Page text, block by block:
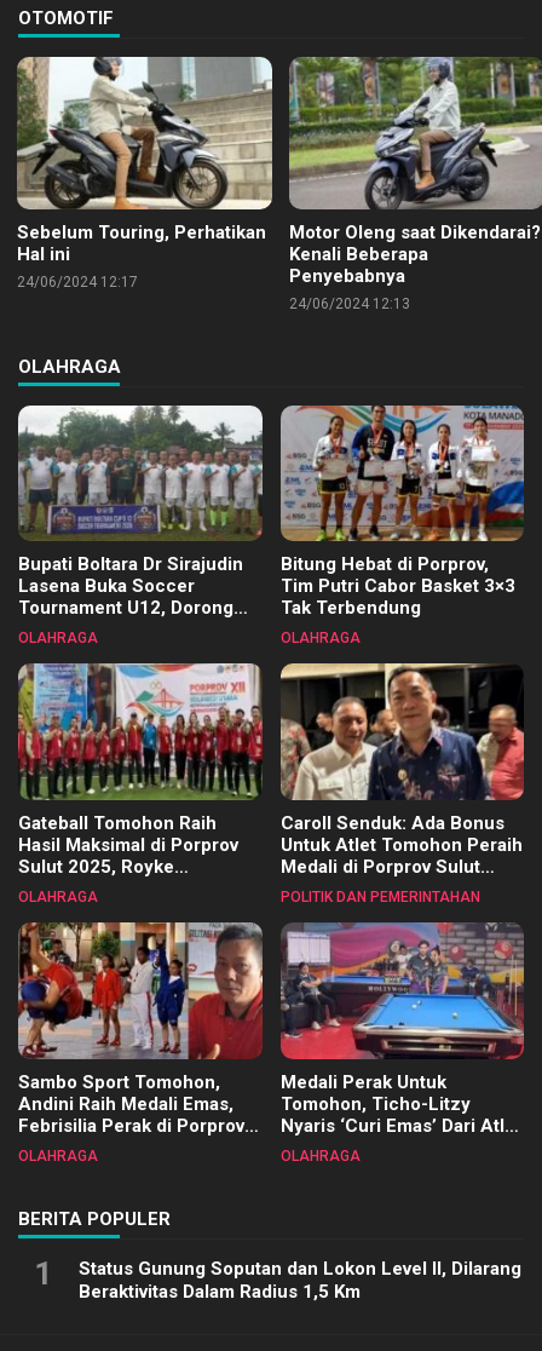
OTOMOTIF
Sebelum Touring, Perhatikan
Hal ini
24/06/2024 12:17
Motor Oleng saat Dikendarai?
Kenali Beberapa
Penyebabnya
24/06/2024 12:13
OLAHRAGA
Bupati Boltara Dr Sirajudin
Lasena Buka Soccer
Tournament U12, Dorong
Pembinaan Merata di Setiap
OLAHRAGA
Bitung Hebat di Porprov,
Tim Putri Cabor Basket 3×3
Tak Terbendung
OLAHRAGA
Gateball Tomohon Raih
Hasil Maksimal di Porprov
Sulut 2025, Royke
Tangkawarouw Ucapkan
OLAHRAGA
Caroll Senduk: Ada Bonus
Untuk Atlet Tomohon Peraih
Medali di Porprov Sulut
2025
POLITIK DAN PEMERINTAHAN
Sambo Sport Tomohon,
Andini Raih Medali Emas,
Febrisilia Perak di Porprov
Sulut 2025
OLAHRAGA
Medali Perak Untuk
Tomohon, Ticho-Litzy
Nyaris ‘Curi Emas’ Dari Atlet
Biliar PON di Porprov Sulut
OLAHRAGA
BERITA POPULER
1
Status Gunung Soputan dan Lokon Level II, Dilarang
Beraktivitas Dalam Radius 1,5 Km